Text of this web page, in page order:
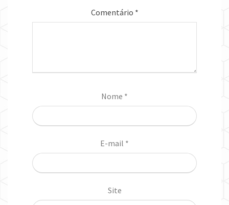
Comentário *
Nome *
E-mail *
Site